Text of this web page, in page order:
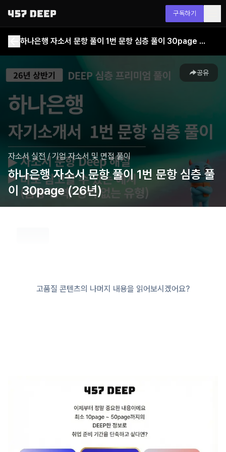
구독하기
하나은행 자소서 문항 풀이 1번 문항 심층 풀이 30page (26년)
공유
자소서 실전/기업 자소서 및 면접 풀이
하나은행 자소서 문항 풀이 1번 문항 심층 풀
이 30page (26년)
고품질 콘텐츠의 나머지 내용을 읽어보시겠어요?